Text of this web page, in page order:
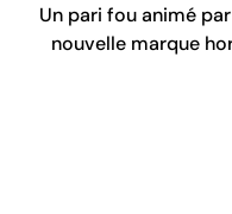
Un pari fou animé
nouvelle marque